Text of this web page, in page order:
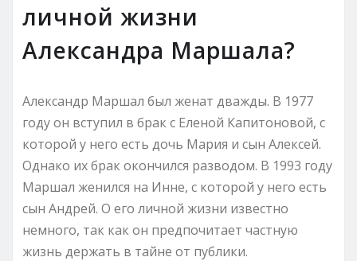
личной жизни
Александра Маршала?
Александр Маршал был женат дважды. В 1977
году он вступил в брак с Еленой Капитоновой, с
которой у него есть дочь Мария и сын Алексей.
Однако их брак окончился разводом. В 1993 году
Маршал женился на Инне, с которой у него есть
сын Андрей. О его личной жизни известно
немного, так как он предпочитает частную
жизнь держать в тайне от публики.